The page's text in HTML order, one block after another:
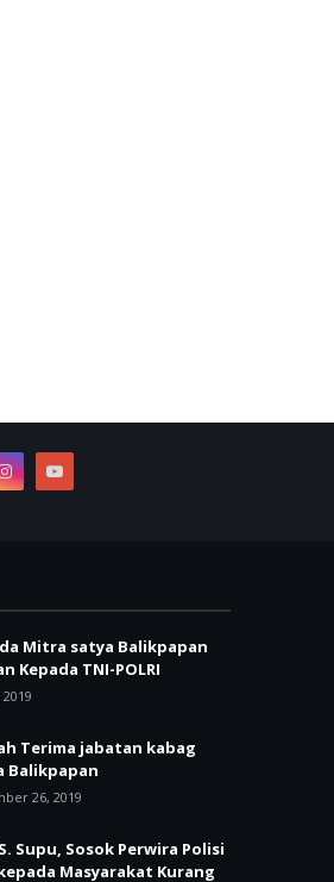
Mitra satya Balikpapan
Kepada TNI-POLRI
Terima jabatan kabag
Balikpapan
26, 2019
Supu, Sosok Perwira Polisi
Masyarakat Kurang